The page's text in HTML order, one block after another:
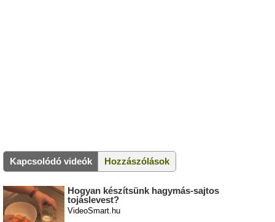
Kapcsolódó videók Hozzászólások
Hogyan készítsünk hagymás-sajtos
tojáslevest?
VideoSmart.hu